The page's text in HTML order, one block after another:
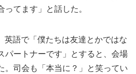
てます」と話した。
語で「僕たちは友達とかではな
パートナーです」とすると、会場
。司会も「本当に？」と笑ってい